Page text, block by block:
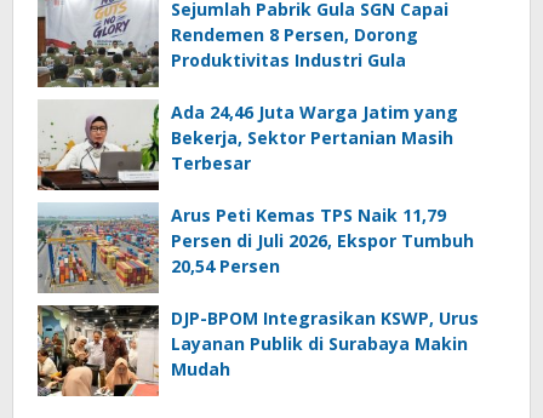
Sejumlah Pabrik Gula SGN Capai
Rendemen 8 Persen, Dorong
Produktivitas Industri Gula
Ada 24,46 Juta Warga Jatim yang
Bekerja, Sektor Pertanian Masih
Terbesar
Arus Peti Kemas TPS Naik 11,79
Persen di Juli 2026, Ekspor Tumbuh
20,54 Persen
DJP-BPOM Integrasikan KSWP, Urus
Layanan Publik di Surabaya Makin
Mudah